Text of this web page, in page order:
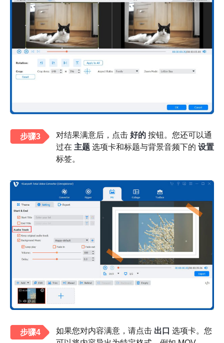
步骤3 对结果满意后，点击 好的 按钮。您还可以通
过在 主题 选项卡和标题与背景音频下的 设置
标签。
步骤4 如果您对内容满意，请点击 出口 选项卡。您